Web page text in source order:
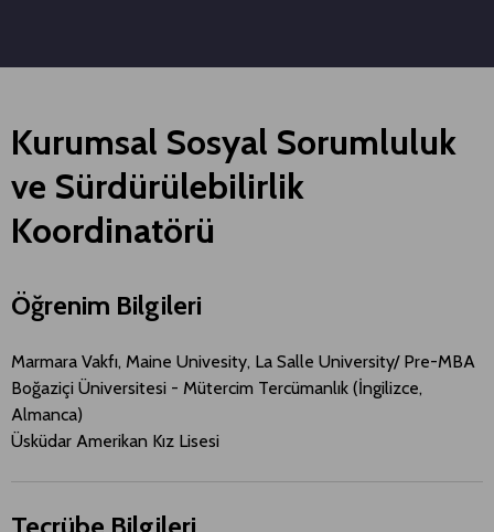
Kurumsal Sosyal Sorumluluk
ve Sürdürülebilirlik
Koordinatörü
Öğrenim Bilgileri
Marmara Vakfı, Maine Univesity, La Salle University/ Pre-MBA
Boğaziçi Üniversitesi - Mütercim Tercümanlık (İngilizce,
Almanca)
Üsküdar Amerikan Kız Lisesi